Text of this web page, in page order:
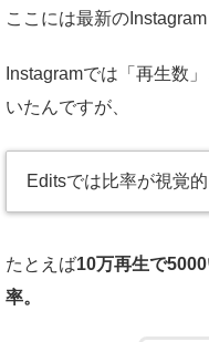
ここには最新の
Instagramでは「再生数
いたんですが、
Editsでは比率が視覚
たとえば10万再生で
率。